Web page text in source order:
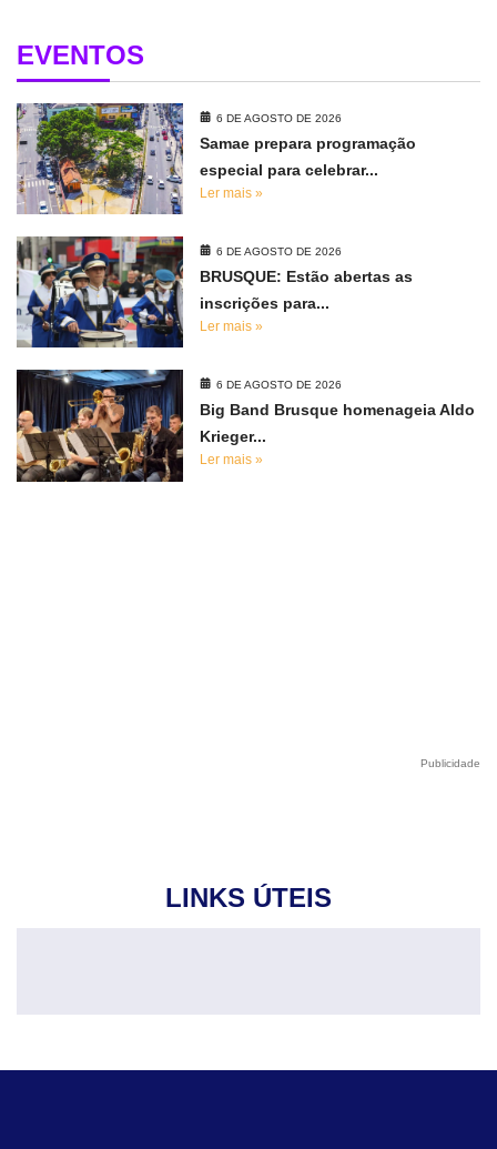
EVENTOS
6 DE AGOSTO DE 2026
Samae prepara programação
especial para celebrar...
Ler mais »
6 DE AGOSTO DE 2026
BRUSQUE: Estão abertas as
inscrições para...
Ler mais »
6 DE AGOSTO DE 2026
Big Band Brusque homenageia Aldo
Krieger...
Ler mais »
Publicidade
LINKS ÚTEIS